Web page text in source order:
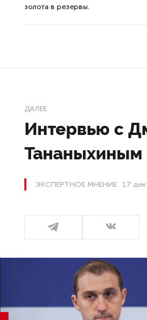
золота в резервы.
ДАЛЕЕ
Интервью с
Тананыхиным
ЭКСПЕРТНОЕ МНЕНИЕ 17